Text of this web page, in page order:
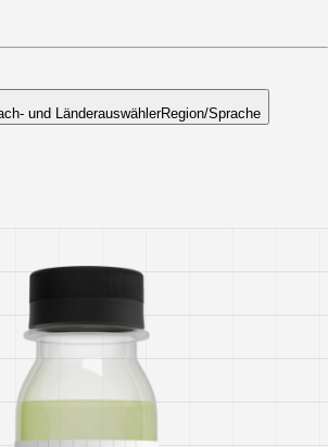
und LänderauswählerRegion/Sprache